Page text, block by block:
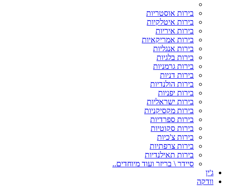
בירות אוסטריות
בירות איטלקיות
בירות איריות
בירות אמריקאיות
בירות אנגליות
בירות בלגיות
בירות גרמניות
בירות דניות
בירות הולנדיות
בירות יפניות
בירות ישראליות
בירות מקסיקניות
בירות ספרדיות
בירות סקוטיות
בירות צ'כיות
בירות צרפתיות
בירות תאילנדיות
סיידר \ בריזר ועוד מיוחדים..
ג'ין
וודקה